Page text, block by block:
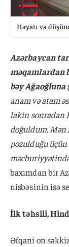
Həyatı və
Azərbaycan
məqamlardan
bəy Ağaoğluna
anam və atam
lakin sonradan
doğuldum. Mən
pozulduğu
baxımdan bir
nisbəsinin isə
İlk təhsili,
Əfqani on